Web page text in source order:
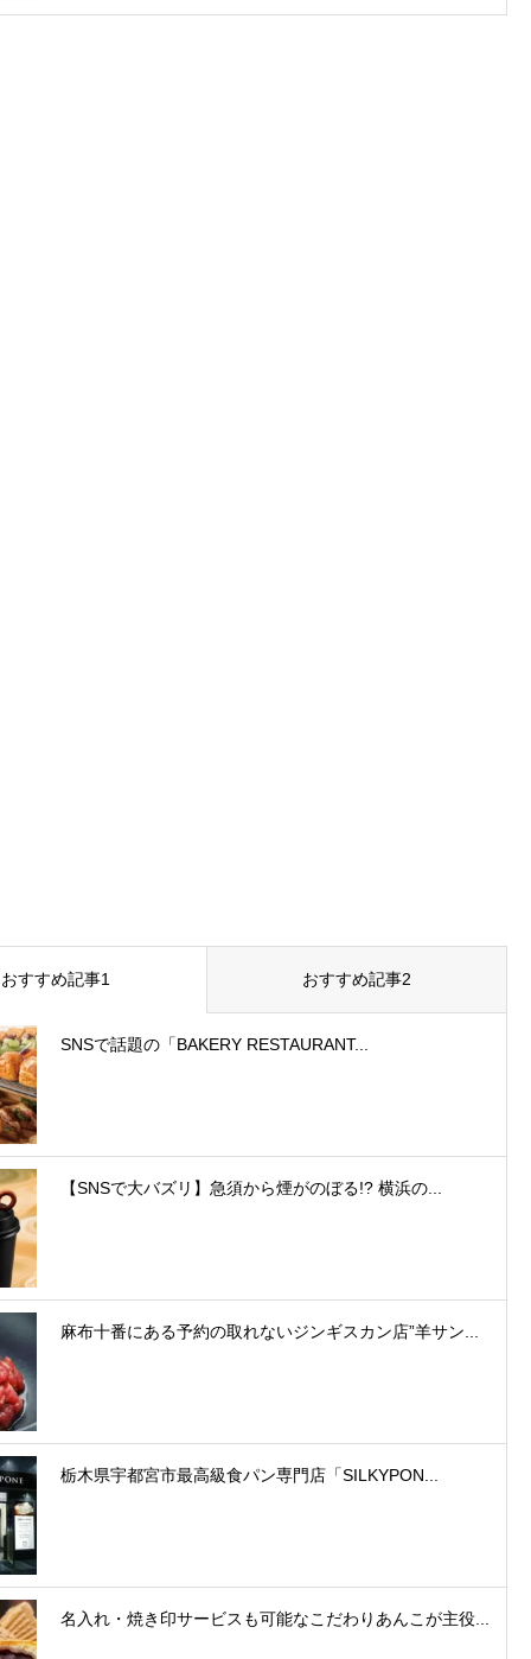
おすすめ記事1 おすすめ記事2
SNSで話題の「BAKERY RESTAURANT...
【SNSで大バズリ】急須から煙がのぼる!? 横浜の...
麻布十番にある予約の取れないジンギスカン店”羊サン...
栃木県宇都宮市最高級食パン専門店「SILKYPON...
名入れ・焼き印サービスも可能なこだわりあんこが主役...